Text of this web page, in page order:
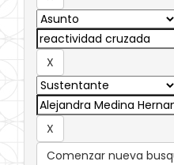
Comenzar nueva